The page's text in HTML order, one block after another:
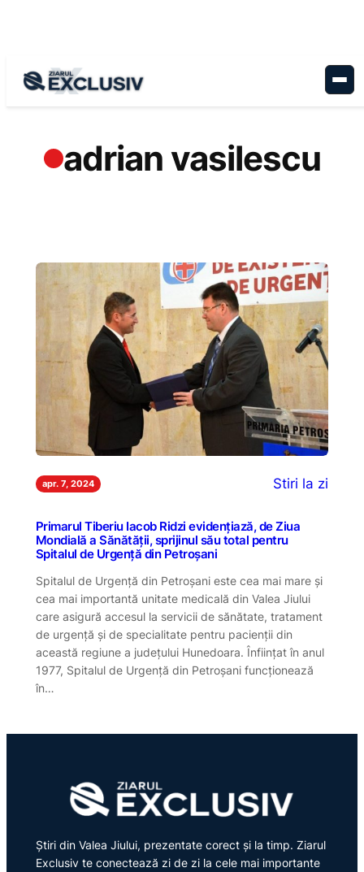
adrian vasilescu
apr. 7, 2024 Stiri la zi
Primarul Tiberiu Iacob Ridzi evidențiază, de Ziua
Mondială a Sănătății, sprijinul său total pentru
Spitalul de Urgență din Petroșani
Spitalul de Urgență din Petroșani este cea mai mare și
cea mai importantă unitate medicală din Valea Jiului
care asigură accesul la servicii de sănătate, tratament
de urgență și de specialitate pentru pacienții din
această regiune a județului Hunedoara. Înființat în anul
1977, Spitalul de Urgență din Petroșani funcționează
în…
Știri din Valea Jiului, prezentate corect și la timp. Ziarul
Exclusiv te conectează zi de zi la cele mai importante